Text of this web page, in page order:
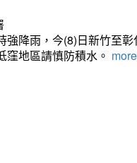
強降雨，今(8)日新竹至
窪地區請慎防積水。